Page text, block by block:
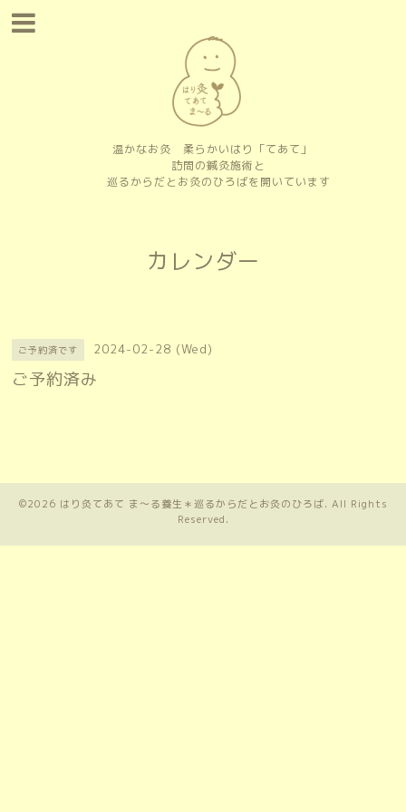
温かなお灸 柔らかいはり「てあて」
訪問の鍼灸施術と
巡るからだとお灸のひろばを開いています
カレンダー
ご予約済です 2024-02-28 (Wed)
ご予約済み
©2026 はり灸てあて ま〜る養生＊巡るからだとお灸のひろば. All Rights
Reserved.